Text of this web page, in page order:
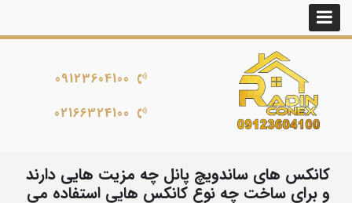
09123604100
02166324100
کانکس های ساندویچ پانل چه مزیت هایی دارند
و برای ساخت چه نوع کانکس هایی استفاده می